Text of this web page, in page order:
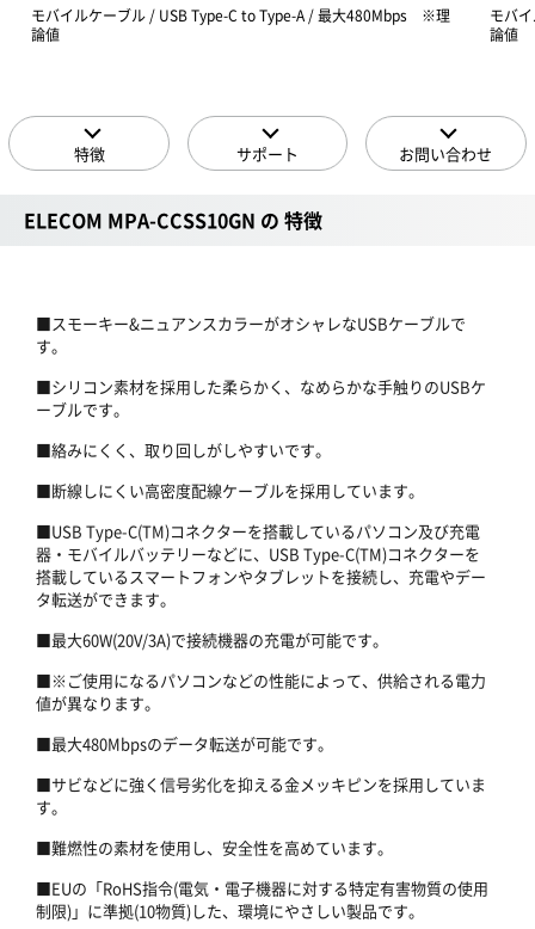
モバイルケーブル / USB Type-C to Type-A / 最大480Mbps ※理
論値
モバ
論値
特徴 サポート お問い合わせ
ELECOM MPA-CCSS10GN の 特徴
■スモーキー&ニュアンスカラーがオシャレなUSBケーブルで
す。
■シリコン素材を採用した柔らかく、なめらかな手触りのUSBケ
ーブルです。
■絡みにくく、取り回しがしやすいです。
■断線しにくい高密度配線ケーブルを採用しています。
■USB Type-C(TM)コネクターを搭載しているパソコン及び充電
器・モバイルバッテリーなどに、USB Type-C(TM)コネクターを
搭載しているスマートフォンやタブレットを接続し、充電やデー
タ転送ができます。
■最大60W(20V/3A)で接続機器の充電が可能です。
■※ご使用になるパソコンなどの性能によって、供給される電力
値が異なります。
■最大480Mbpsのデータ転送が可能です。
■サビなどに強く信号劣化を抑える金メッキピンを採用していま
す。
■難燃性の素材を使用し、安全性を高めています。
■EUの「RoHS指令(電気・電子機器に対する特定有害物質の使用
制限)」に準拠(10物質)した、環境にやさしい製品です。